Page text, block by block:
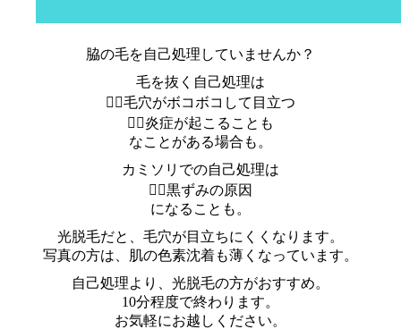
脇の毛を自己処理していませんか？
毛を抜く自己処理は
🙅‍♀️毛穴がボコボコして目立つ
🙅‍♀️炎症が起こることも
なことがある場合も。
カミソリでの自己処理は
🙅‍♀️黒ずみの原因
になることも。
光脱毛だと、毛穴が目立ちにくくなります。
写真の方は、肌の色素沈着も薄くなっています。
自己処理より、光脱毛の方がおすすめ。
10分程度で終わります。
お気軽にお越しください。